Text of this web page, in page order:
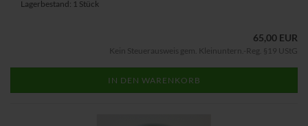
Lagerbestand: 1 Stück
65,00 EUR
Kein Steuerausweis gem. Kleinuntern.-Reg. §19 UStG
IN DEN WARENKORB